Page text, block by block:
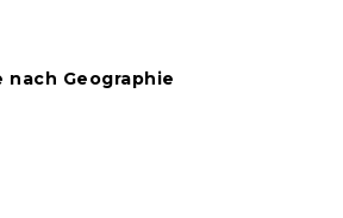
nach Geographie